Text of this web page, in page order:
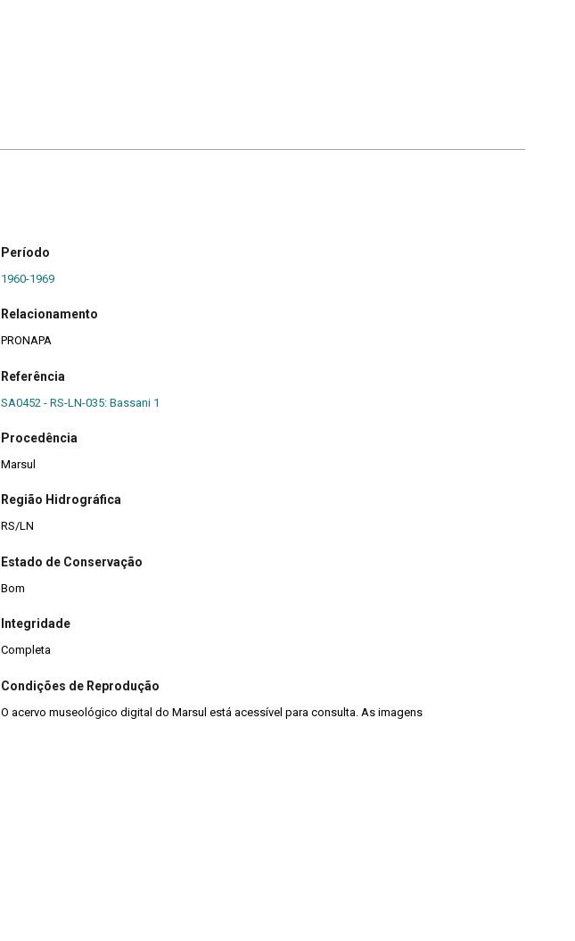
Período
1960-1969
Relacionamento
PRONAPA
Referência
SA0452 - RS-LN-035: Bassani 1
Procedência
Marsul
Região Hidrográfica
RS/LN
Estado de Conservação
Bom
Integridade
Completa
Condições de Reprodução
O acervo museológico digital do Marsul está acessível para consulta. As imagens